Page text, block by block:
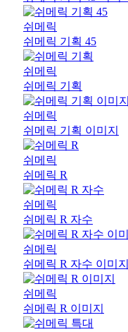
쉬메릭
쉬메릭 기획 45
쉬메릭
쉬메릭 기획
쉬메릭
쉬메릭 기획 이미지
쉬메릭
쉬메릭 R
쉬메릭
쉬메릭 R 자수
쉬메릭
쉬메릭 R 자수 이미지
쉬메릭
쉬메릭 R 이미지